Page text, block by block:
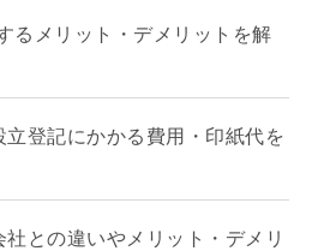
るメリット・デメリットを解
立登記にかかる費用・印紙代を
との違いやメリット・デメリ